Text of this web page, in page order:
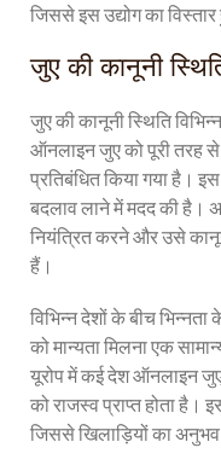
जिससे इस उद्योग का
जुए की कानूनी
जुए की कानूनी स्थिति
ऑनलाइन जुए को पूरी तरह
प्रतिबंधित किया गया है।
बदलाव लाने में मदद की
नियंत्रित करने और उसे
हैं।
विभिन्न देशों के बीच
को मान्यता मिलना एक
यूरोप में कई देश ऑनलाइन
को राजस्व प्राप्त होता है।
जिससे खिलाड़ियों का